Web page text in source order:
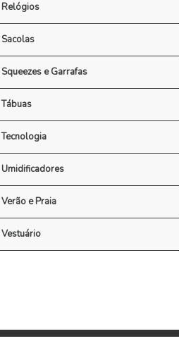
Relógios
Sacolas
Squeezes e Garrafas
Tábuas
Tecnologia
Umidificadores
Verão e Praia
Vestuário